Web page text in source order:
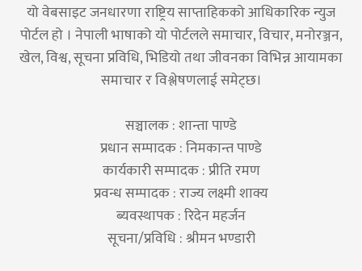
यो वेबसाइट जनधारणा राष्ट्रिय साप्ताहिकको आधिकारिक न्युज
पोर्टल हो । नेपाली भाषाको यो पोर्टलले समाचार, विचार, मनोरञ्जन,
खेल, विश्व, सूचना प्रविधि, भिडियो तथा जीवनका विभिन्न आयामका
समाचार र विश्लेषणलाई समेट्छ।
सञ्चालक : शान्ता पाण्डे
प्रधान सम्पादक : निमकान्त पाण्डे
कार्यकारी सम्पादक : प्रीति रमण
प्रवन्ध सम्पादक : राज्य लक्ष्मी शाक्य
ब्यवस्थापक : रिदेन महर्जन
सूचना/प्रविधि : श्रीमन भण्डारी